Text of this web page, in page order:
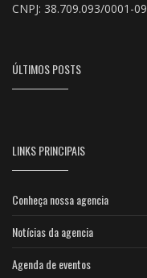
CNPJ: 38.709.093/0001-09
ÚLTIMOS POSTS
LINKS PRINCIPAIS
Conheça nossa agencia
Notícias da agencia
Agenda de eventos